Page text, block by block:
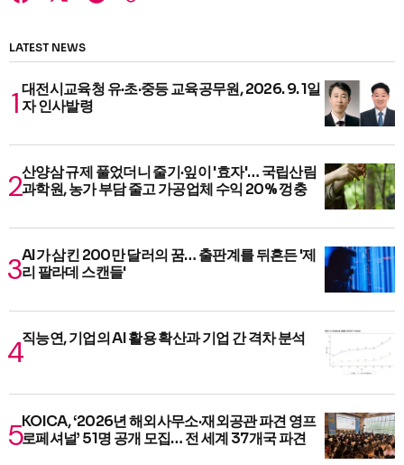
LATEST NEWS
대전시교육청 유·초·중등 교육공무원, 2026. 9. 1일
자 인사발령
산양삼 규제 풀었더니 줄기·잎이 '효자'… 국립산림
과학원, 농가 부담 줄고 가공업체 수익 20% 껑충
AI가 삼킨 200만 달러의 꿈… 출판계를 뒤흔든 '제
리 팔라데 스캔들'
직능연, 기업의 AI 활용 확산과 기업 간 격차 분석
KOICA, ‘2026년 해외사무소·재외공관 파견 영프
로페셔널’ 51명 공개 모집… 전 세계 37개국 파견